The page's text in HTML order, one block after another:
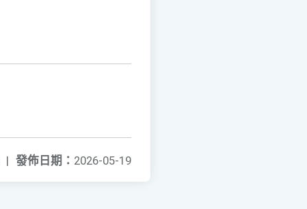
發佈日期： 2026-05-19
|